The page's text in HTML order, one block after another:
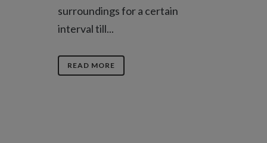
surroundings for a certain
interval till...
READ MORE